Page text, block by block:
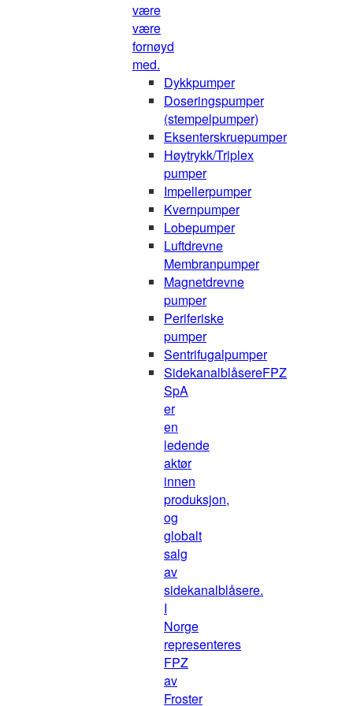
være
være
fornøyd
med.
Dykkpumper
Doseringspumper
(stempelpumper)
Eksenterskruepumper
Høytrykk/Triplex
pumper
Impellerpumper
Kvernpumper
Lobepumper
Luftdrevne
Membranpumper
Magnetdrevne
pumper
Periferiske
pumper
Sentrifugalpumper
SidekanalblåsereFPZ
SpA
er
en
ledende
aktør
innen
produksjon,
og
globalt
salg
av
sidekanalblåsere.
I
Norge
representeres
FPZ
av
Froster